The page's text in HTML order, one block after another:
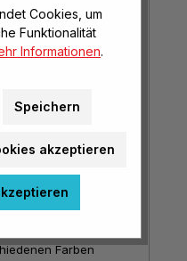
konvex
Farben
Cookies, um
Funktionalität
Informationen.
Speichern
akzeptieren